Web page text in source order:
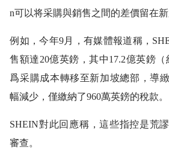
n可以将采購與銷售之間的差價留在新
例如，今年9月，有媒體報道稱，
售額達20億英鎊，其中17.2億英鎊
爲采購成本轉移至新加坡總部，導
幅減少，僅繳納了960萬英鎊的稅款。
SHEIN對此回應稱，這些指控是荒
審查。